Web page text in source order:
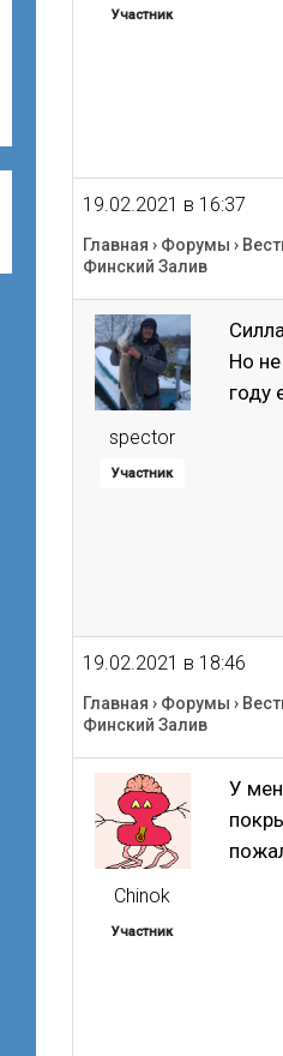
Участник
19.02.2021 в 16:37
Главная › Форумы ›
Финский Залив
spector
Участник
Но
году
19.02.2021 в 18:46
Главная › Форумы ›
Финский Залив
Chinok
Участник
У